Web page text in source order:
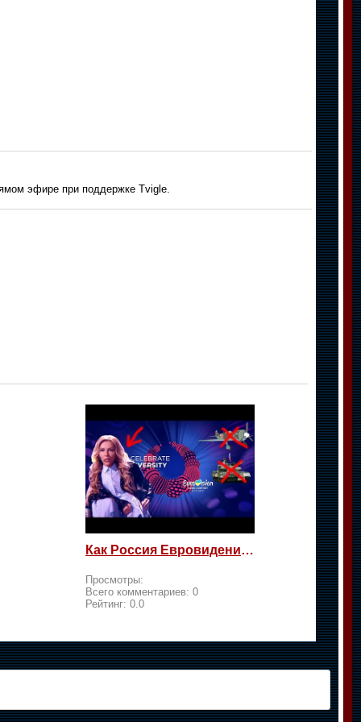
эфире при поддержке Tvigle.
Как Россия Евровидение на жалость берет
Просмотры:
Всего комментариев: 0
Рейтинг: 0.0